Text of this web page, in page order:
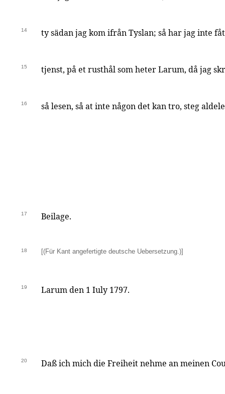
14 ty sädan jag kom ifrån Tyslan; så har jag inte
15 tjenst, på et rusthål som heter Larum, då jag
16 så lesen, så at inte någon det kan tro, steg
17 Beilage.
18 [(Für Kant angefertigte deutsche Uebersetzung.)]
19 Larum den 1 Iuly 1797.
20 Daß ich mich die Freiheit nehme an meinen